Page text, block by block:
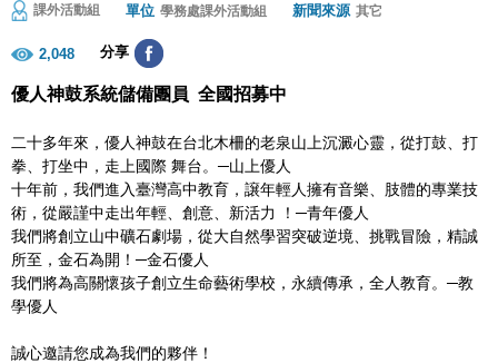
課外活動組 單位 學務處課外活動組 新聞來源 其它
2,048 分享
優人神鼓系統儲備團員 全國招募中
二十多年來，優人神鼓在台北木柵的老泉山上沉澱心靈，從打鼓、打
拳、打坐中，走上國際 舞台。─山上優人
十年前，我們進入臺灣高中教育，譲年輕人擁有音樂、肢體的專業技
術，從嚴謹中走出年輕、創意、新活力 ！─青年優人
我們將創立山中礦石劇場，從大自然學習突破逆境、挑戰冒險，精誠
所至，金石為開！─金石優人
我們將為高關懷孩子創立生命藝術學校，永續傳承，全人教育。─教
學優人
誠心邀請您成為我們的夥伴！